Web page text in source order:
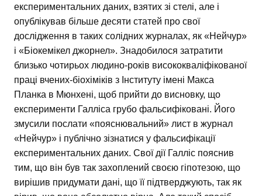
експериментальних даних, взятих зі стелі, але і
опублікував більше десяти статей про свої
дослідження в таких солідних журналах, як «Нейчур»
і «Біокемікел джорнел». Знадобилося затратити
близько чотирьох людино-років висококваліфікованої
праці вчених-біохіміків з Інституту імені Макса
Планка в Мюнхені, щоб прийти до висновку, що
експерименти Галліса грубо фальсифіковані. Його
змусили послати «пояснювальний» лист в журнал
«Нейчур» і публічно зізнатися у фальсифікації
експериментальних даних. Свої дії Галліс пояснив
тим, що він був так захоплений своєю гіпотезою, що
вирішив придумати дані, що її підтверджують, так як